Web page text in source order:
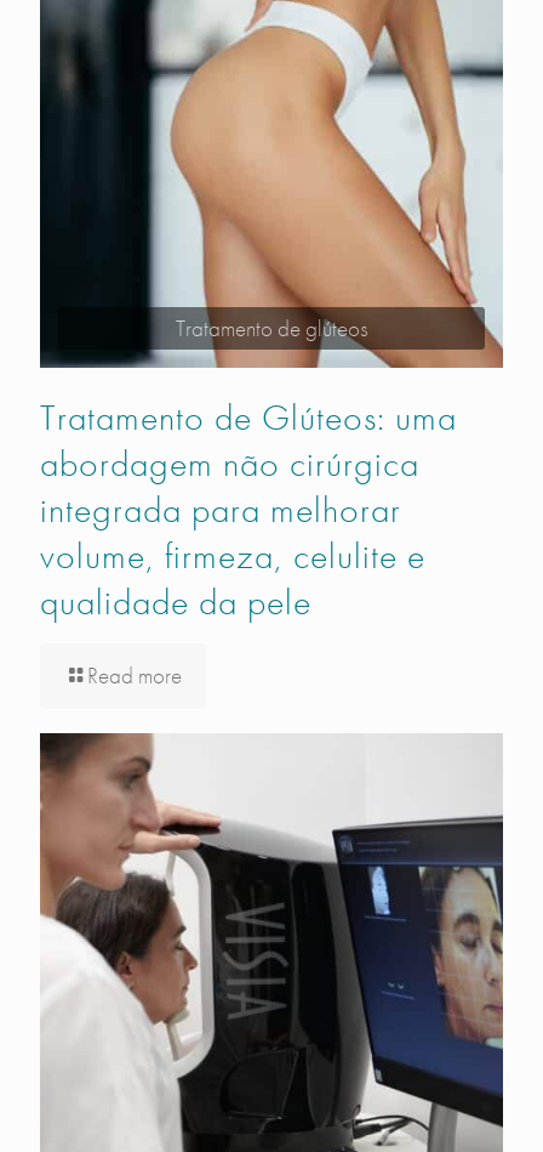
Tratamento de glúteos
Tratamento de Glúteos: uma
abordagem não cirúrgica
integrada para melhorar
volume, firmeza, celulite e
qualidade da pele
Read more